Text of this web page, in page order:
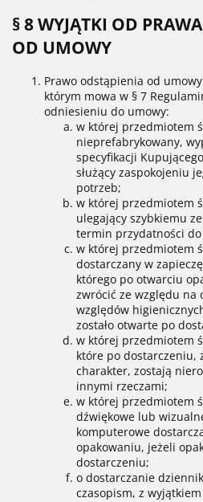
§ 8 WYJĄTKI OD
OD UMOWY
Prawo odstąpienia od
którym mowa w § 7
odniesieniu do umowy:
w której przedmiotem
nieprefabrykowany,
specyfikacji
służący zaspokojeniu
potrzeb;
w której przedmiotem
ulegający szybkiemu
termin przydatności do
w której przedmiotem
dostarczany w
którego po otwarciu
zwrócić ze względu na
względów
zostało otwarte po
w której przedmiotem
które po dostarczeniu,
charakter, zostają
innymi rzeczami;
w której przedmiotem
dźwiękowe lub
komputerowe
opakowaniu, jeżeli
dostarczeniu;
o dostarczanie
czasopism, z